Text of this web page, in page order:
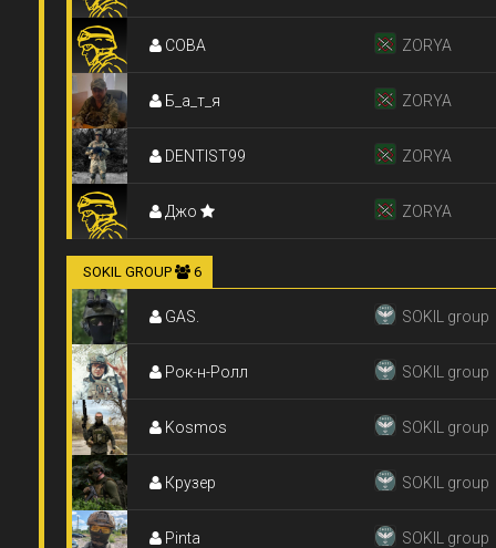
COBA ZORYA
Б_а_т_я ZORYA
DENTIST99 ZORYA
Джо ZORYA
SOKIL GROUP 6
GAS. SOKIL group
Рок-н-Ролл SOKIL group
Kosmos SOKIL group
Крузер SOKIL group
Pinta SOKIL group